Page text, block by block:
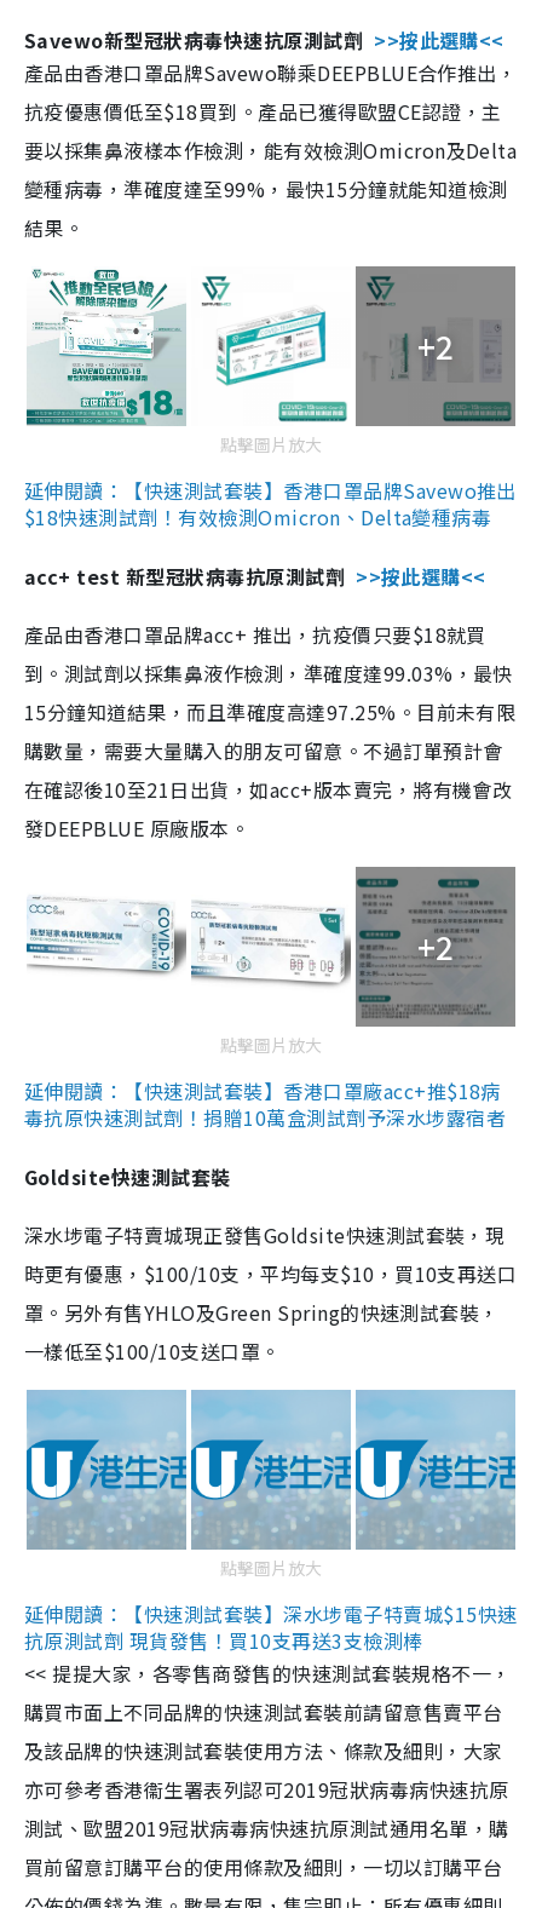
Savewo新型冠狀病毒快速抗原測試劑 >>按此選購<<
產品由香港口罩品牌Savewo聯乘DEEPBLUE合作推出，
抗疫優惠價低至$18買到。產品已獲得歐盟CE認證，主
要以採集鼻液樣本作檢測，能有效檢測Omicron及Delta
變種病毒，準確度達至99%，最快15分鐘就能知道檢測
結果。
+2
點擊圖片放大
延伸閱讀：【快速測試套裝】香港口罩品牌Savewo推出
$18快速測試劑！有效檢測Omicron、Delta變種病毒
acc+ test 新型冠狀病毒抗原測試劑 >>按此選購<<
產品由香港口罩品牌acc+ 推出，抗疫價只要$18就買
到。測試劑以採集鼻液作檢測，準確度達99.03%，最快
15分鐘知道結果，而且準確度高達97.25%。目前未有限
購數量，需要大量購入的朋友可留意。不過訂單預計會
在確認後10至21日出貨，如acc+版本賣完，將有機會改
發DEEPBLUE 原廠版本。
+2
點擊圖片放大
延伸閱讀：【快速測試套裝】香港口罩廠acc+推$18病
毒抗原快速測試劑！捐贈10萬盒測試劑予深水埗露宿者
Goldsite快速測試套裝
深水埗電子特賣城現正發售Goldsite快速測試套裝，現
時更有優惠，$100/10支，平均每支$10，買10支再送口
罩。另外有售YHLO及Green Spring的快速測試套裝，
一樣低至$100/10支送口罩。
點擊圖片放大
延伸閱讀：【快速測試套裝】深水埗電子特賣城$15快速
抗原測試劑 現貨發售！買10支再送3支檢測棒
<< 提提大家，各零售商發售的快速測試套裝規格不一，
購買市面上不同品牌的快速測試套裝前請留意售賣平台
及該品牌的快速測試套裝使用方法、條款及細則，大家
亦可參考香港衞生署表列認可2019冠狀病毒病快速抗原
測試、歐盟2019冠狀病毒病快速抗原測試通用名單，購
買前留意訂購平台的使用條款及細則，一切以訂購平台